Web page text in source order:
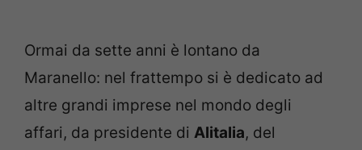
Ormai da sette anni è lontano da
Maranello: nel frattempo si è dedicato ad
altre grandi imprese nel mondo degli
affari, da presidente di Alitalia, del